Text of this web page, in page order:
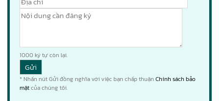
1000 ký tự còn lại.
* Nhấn nút Gửi đồng nghĩa với việc bạn chấp thuận Chính sách bảo
mậtcủa chúng tôi.